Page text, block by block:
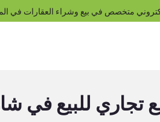
متخصص في بيع وشراء العقارات في
تجاري للبيع في